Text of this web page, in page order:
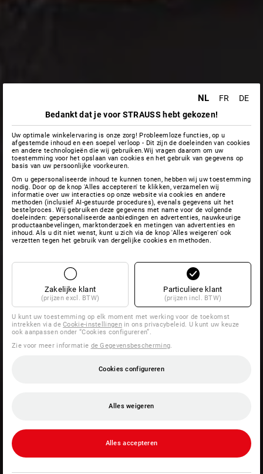
NL FR
DE
Bedankt dat je voor STRAUSS hebt gekozen!
Uw optimale winkelervaring is onze zorg! Probleemloze functies, op u
afgestemde inhoud en een soepel verloop - Dit zijn de doeleinden van cookies
en andere technologieën die wij gebruiken.Wij vragen daarom om uw
toestemming voor het opslaan van cookies en het gebruik van gegevens op
basis van uw persoonlijke voorkeuren.
Om u gepersonaliseerde inhoud te kunnen tonen, hebben wij uw toestemming
nodig. Door op de knop 'Alles accepteren' te klikken, verzamelen wij
informatie over uw interacties op onze website via cookies en andere
methoden (inclusief AI-gestuurde procedures), evenals gegevens uit het
bestelproces. Wij gebruiken deze gegevens met name voor de volgende
doeleinden: gepersonaliseerde aanbiedingen en advertenties, nauwkeurige
productaanbevelingen, marktonderzoek en metingen van advertenties en
inhoud. Als u dit niet wenst, kunt u zich via de knop 'Alles weigeren' ook
verzetten tegen het gebruik van dergelijke cookies en methoden.
Zakelijke klant
(prijzen excl. BTW)
Particuliere klant
(prijzen incl. BTW)
U kunt uw toestemming op elk moment met werking voor de toekomst
intrekken via deCookie-instellingenin ons privacybeleid. U kunt uw keuze
ook aanpassen onder “Cookies configureren”.
Zie voor meer informatie de Gegevensbescherming.
Cookies configureren
Alles weigeren
Alles accepteren